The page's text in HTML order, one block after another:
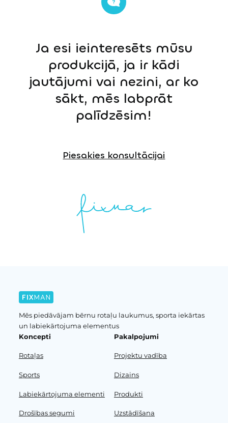
Ja esi ieinteresēts mūsu
produkcijā, ja ir kādi
jautājumi vai nezini, ar ko
sākt, mēs labprāt
palīdzēsim!
Piesakies konsultācijai
Mēs piedāvājam bērnu rotaļu laukumus, sporta iekārtas
un labiekārtojuma elementus
Koncepti
Rotaļas
Sports
Labiekārtojuma elementi
Drošības segumi
Pakalpojumi
Projektu vadība
Dizains
Produkti
Uzstādīšana